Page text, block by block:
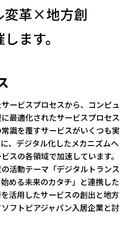
変革×地方創
ます。
ービスプロセスから、コンピュ
最適化されたサービスプロセス
識を覆すサービスがいくつも実
、デジタル化したメカニズムへ
スの各領域で加速しています。
活動テーマ「デジタルトランス
める未来のカタチ」と連携した
活用したサービスの創出と地方
フトピアジャパン入居企業と討